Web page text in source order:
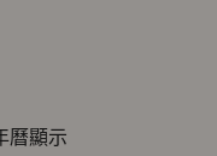
曆顯示